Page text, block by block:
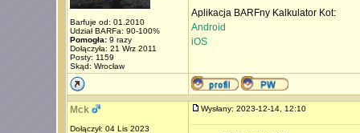
Barfuje od: 01.2010
Udział BARFa: 90-100%
Pomogła:9 razy
Dołączyła: 21 Wrz 2011
Posty: 1159
Skąd: Wrocław
Aplikacja BARFny Kalkulator Kot:
Android
iOS
Mck
Dołączył: 04 Lis 2023
Wysłany: 2023-12-14, 12:10